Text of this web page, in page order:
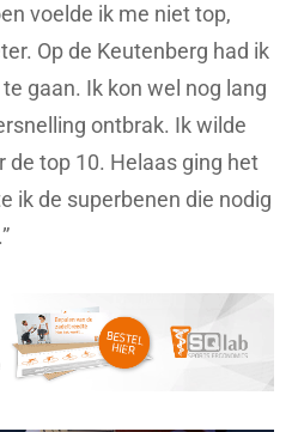
voelde ik me niet top,
Op de Keutenberg had ik
gaan. Ik kon wel nog lang
ontbrak. Ik wilde
de top 10. Helaas ging het
ik de superbenen die nodig